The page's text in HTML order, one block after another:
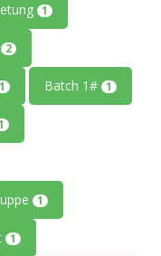
1
2
1 Batch 1# 1
1
1